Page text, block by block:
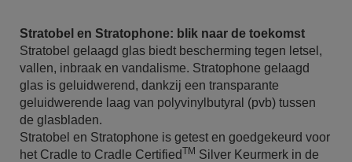
Stratobel en Stratophone: blik naar de toekomst
Stratobel gelaagd glas biedt bescherming tegen letsel,
vallen, inbraak en vandalisme. Stratophone gelaagd
glas is geluidwerend, dankzij een transparante
geluidwerende laag van polyvinylbutyral (pvb) tussen
de glasbladen.
Stratobel en Stratophone is getest en goedgekeurd voor
het Cradle to Cradle CertifiedTM Silver Keurmerk in de